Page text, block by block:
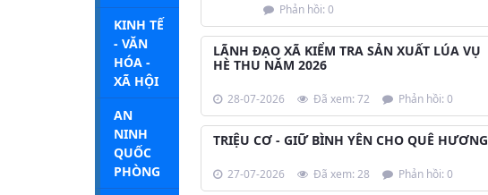
KINH TẾ
- VĂN
HÓA -
XÃ HỘI
AN
NINH
QUỐC
PHÒNG
Phản hồi: 0
LÃNH ĐẠO XÃ KIỂM TRA SẢN XUẤT LÚA VỤ
HÈ THU NĂM 2026
28-07-2026 Đã xem: 72 Phản hồi: 0
TRIỆU CƠ - GIỮ BÌNH YÊN CHO QUÊ HƯƠNG
27-07-2026 Đã xem: 28 Phản hồi: 0